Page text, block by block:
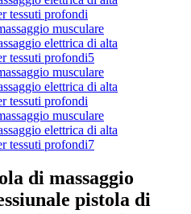
di massaggio
pistola di